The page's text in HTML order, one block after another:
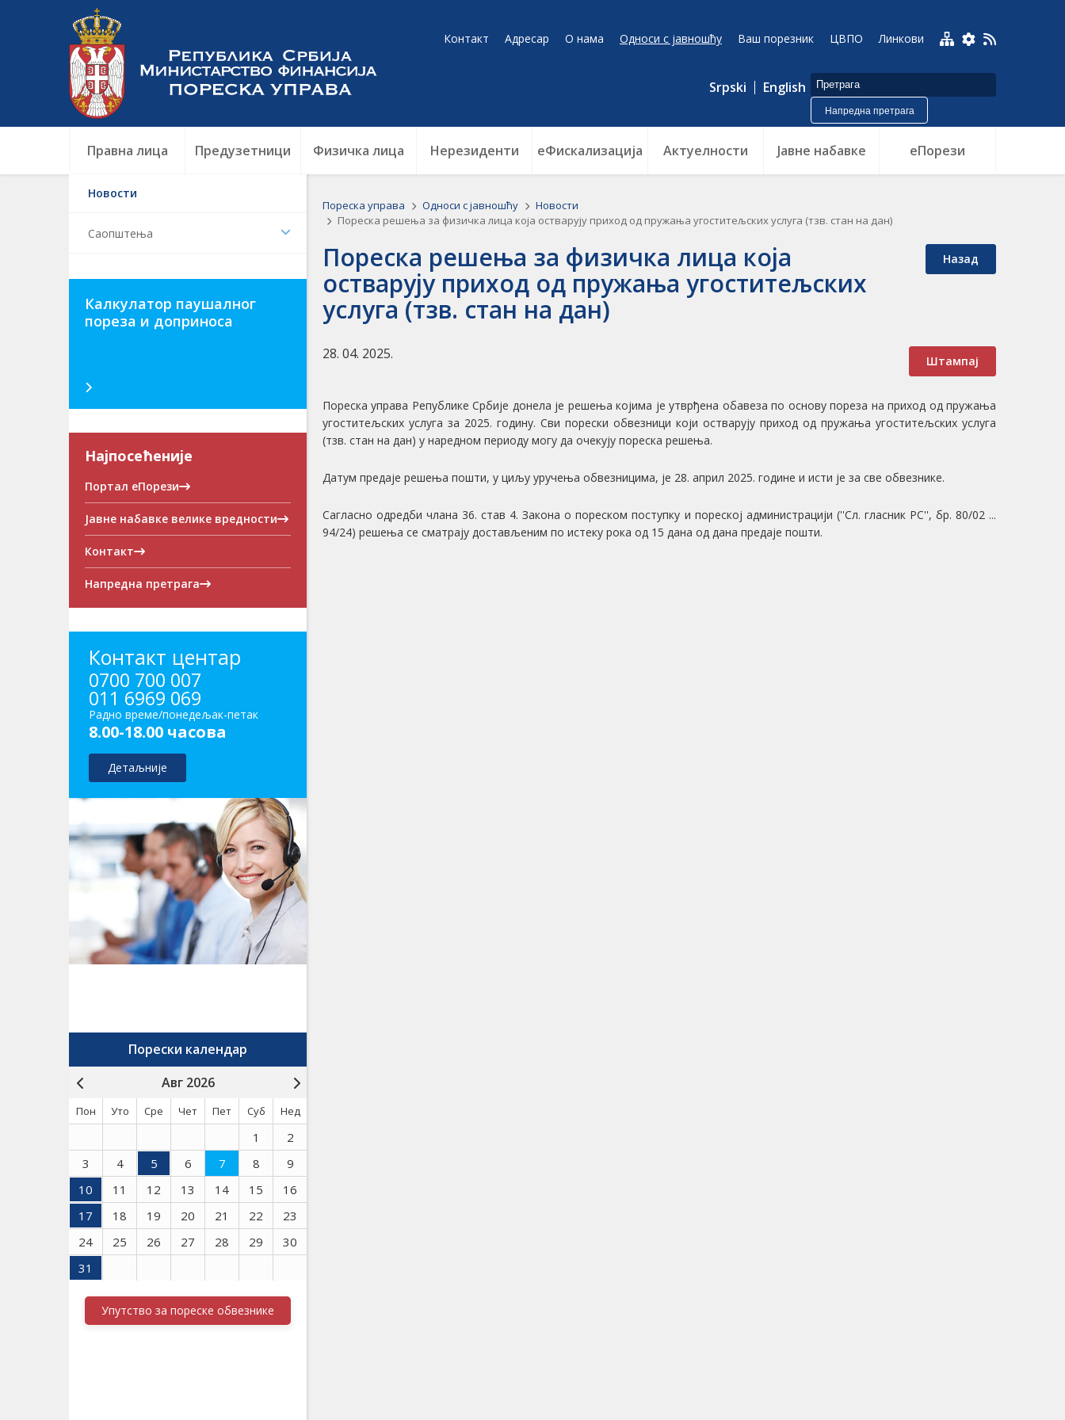
Контакт Адресар О нама Односи с јавношћу Ваш порезник ЦВПО Линкови
Srpski English
Напредна претрага
Правна лица Предузетници Физичка лица Нерезиденти еФискализација Актуелности Jавне набавке еПорези
Новости
Саопштења
Калкулатор паушалног
пореза и доприноса
Најпосећеније
Портал еПорези
Јавне набавке велике вредности
Контакт
Напредна претрага
Контакт центар
0700 700 007
011 6969 069
Радно време/понедељак-петак
8.00-18.00 часова
Детаљније
Порески календар
Авг 2026
Пон Уто Сре Чет Пет Суб Нед
1
2
3
4 5 6 7 8
9
10
11 12 13 14 15
16
17
18 19 20 21 22
23
24
25 26 27 28 29
30
31
Упутство за пореске обвезнике
Пореска управа Односи с јавношћу
Новости
Пореска решења за физичка лица која остварују приход од пружања угоститељских услуга (тзв. стан на дан)
Назад
Пореска решења за физичка лица која
остварују приход од пружања угоститељских
услуга (тзв. стан на дан)
Штампај
28. 04. 2025.
Пореска управа Републике Србије донела је решења којима је утврђена обавеза по основу пореза на приход од пружања
угоститељских услуга за 2025. годину. Сви порески обвезници који остварују приход од пружања угоститељских услуга
(тзв. стан на дан) у наредном периоду могу да очекују пореска решења.
Датум предаје решења пошти, у циљу уручења обвезницима, је 28. април 2025. године и исти је за све обвезнике.
Сагласно одредби члана 36. став 4. Закона о пореском поступку и пореској администрацији (''Сл. гласник РС'', бр. 80/02 ...
94/24) решења се сматрају достављеним по истеку рока од 15 дана од дана предаје пошти.